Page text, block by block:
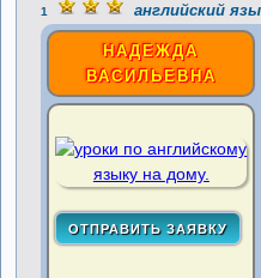
1 английский
НАДЕЖДА
ВАСИЛЬЕВНА